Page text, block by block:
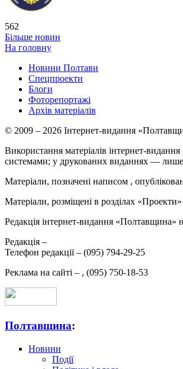
562
Більше новин
На головну
Новини Полтави
Спецпроекти
Блоги
Фоторепортажі
Архів матеріалів
© 2009 – 2026 Інтернет-видання
Використання матеріалів інтернет-
системами; у друкованих виданнях —
Матеріали, позначені написом ,
Матеріали, розміщені в розділах
Редакція інтернет-видання «Полтавщина»
Редакція –
Телефон редакції – (095) 794-29-25
Реклама на сайті – , (095) 750-18-53
Полтавщина:
Новини
Події